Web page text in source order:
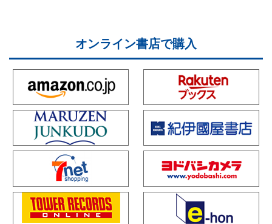
オンライン書店で購入